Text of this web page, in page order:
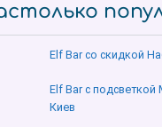
Elf Bar со скидкой
Elf Bar с подсветкой
Киев